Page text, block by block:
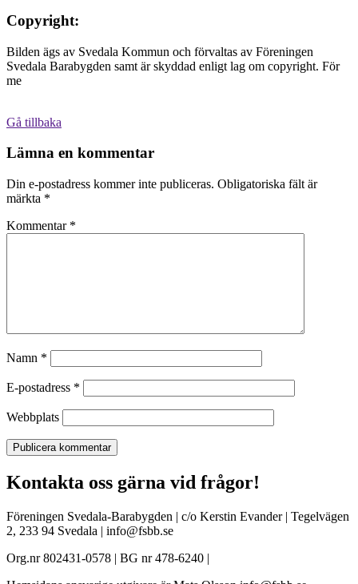
Copyright:
Bilden ägs av Svedala Kommun och förvaltas av Föreningen
Svedala Barabygden samt är skyddad enligt lag om copyright. För
me
Gå tillbaka
Lämna en kommentar
Din e-postadress kommer inte publiceras. Obligatoriska fält är
märkta *
Kommentar *
Namn *
E-postadress *
Webbplats
Kontakta oss gärna vid frågor!
Föreningen Svedala-Barabygden | c/o Kerstin Evander | Tegelvägen
2, 233 94 Svedala | info@fsbb.se
Org.nr 802431-0578 | BG nr 478-6240 |